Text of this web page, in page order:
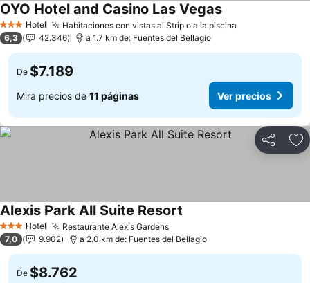
3 Estrellas
Hotel Habitaciones con vistas al Strip o a la piscina
OYO Hotel and Casino Las VegasVer precios
6,3 42.346 a 1.7 km de: Fuentes del Bellagio
De $7.189
Mira precios de 11 páginas Ver precios
Compartir
3 Estrellas
Hotel Restaurante Alexis GardensVer precios
Alexis Park All Suite Resort
7,0 9.902 a 2.0 km de: Fuentes del Bellagio
De $8.762